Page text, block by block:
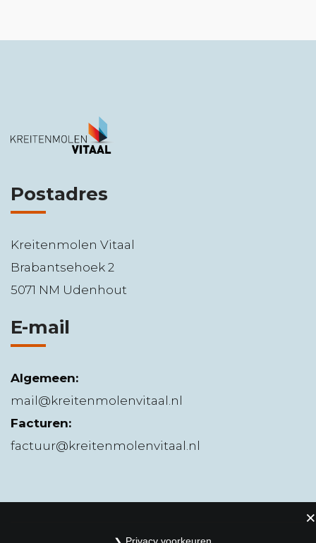
Postadres
Kreitenmolen Vitaal
Brabantsehoek 2
5071 NM Udenhout
E-mail
Algemeen:
mail@kreitenmolenvitaal.nl
Facturen:
factuur@kreitenmolenvitaal.nl